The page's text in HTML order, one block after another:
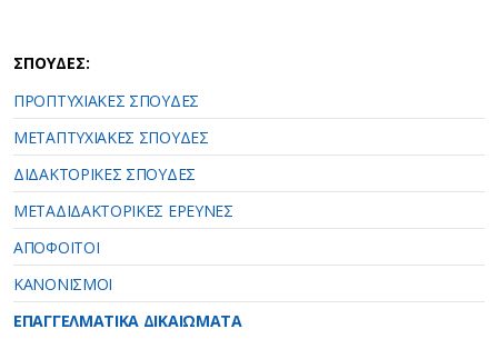
ΣΠΟΥΔΕΣ:
ΠΡΟΠΤΥΧΙΑΚΕΣ ΣΠΟΥΔΕΣ
ΜΕΤΑΠΤΥΧΙΑΚΕΣ ΣΠΟΥΔΕΣ
ΔΙΔΑΚΤΟΡΙΚΕΣ ΣΠΟΥΔΕΣ
ΜΕΤΑΔΙΔΑΚΤΟΡΙΚΕΣ ΕΡΕΥΝΕΣ
ΑΠΟΦΟΙΤΟΙ
ΚΑΝΟΝΙΣΜΟΙ
ΕΠΑΓΓΕΛΜΑΤΙΚΑ ΔΙΚΑΙΩΜΑΤΑ